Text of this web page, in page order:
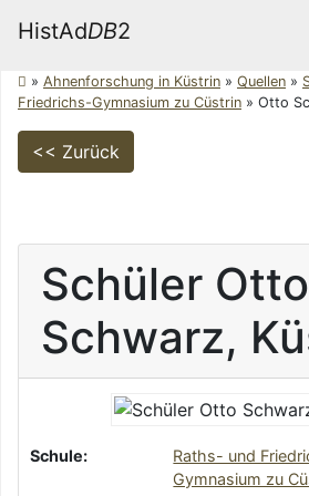
HistAdDB2
» Ahnenforschung in Küstrin » Quellen »
Friedrichs-Gymnasium zu Cüstrin » Otto
<< Zurück
Schüler Otto
Schwarz,
Schule:
Raths- und
Gymnasium zu